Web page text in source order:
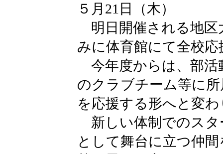
５月21日（木）
明日開催される地区
みに体育館にて全校
今年度からは、部活
のクラブチーム等に
を応援する形へと変
新しい体制でのスタ
として舞台に立つ仲